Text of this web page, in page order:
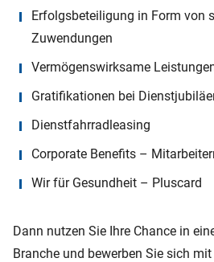
Erfolgsbeteiligung in Form von
Zuwendungen
Vermögenswirksame
Gratifikationen bei
Dienstfahrradleasing
Corporate Benefits –
Wir für Gesundheit – Pluscard
Dann nutzen Sie Ihre Chance in
Branche und bewerben Sie sich